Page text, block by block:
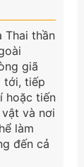
Thai thần
giã
tới, tiếp
hoặc tiến
và nơi
làm
đến cả